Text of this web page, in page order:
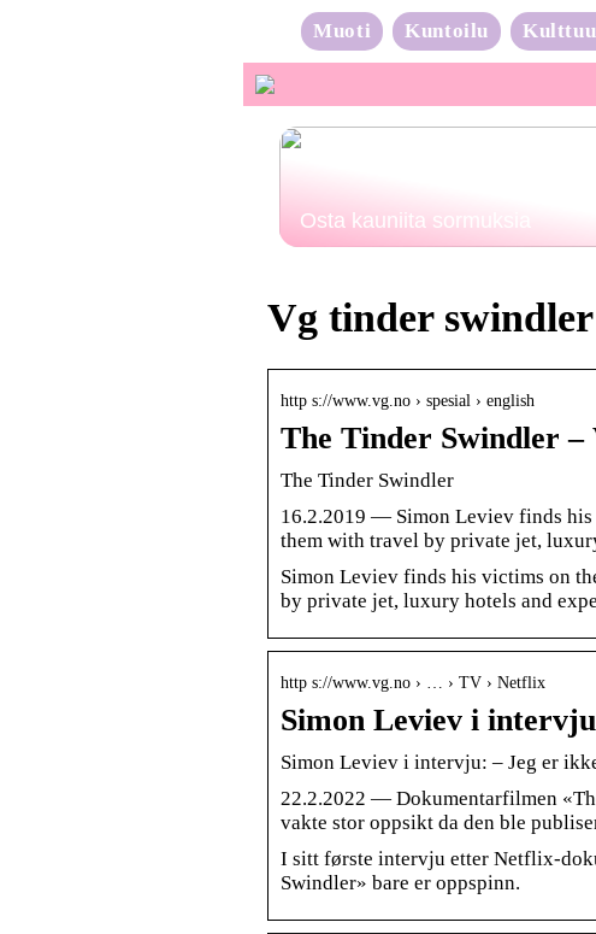
Muoti Kuntoilu
Osta kauniita sormuksia
Vg tinder swindler
http s://www.vg.no › spesial › english
The Tinder Swindler –
The Tinder Swindler
16.2.2019 — Simon Leviev finds his
them with travel by private jet,
Simon Leviev finds his victims on
by private jet, luxury hotels and
http s://www.vg.no › … › TV › Netflix
Simon Leviev i
Simon Leviev i intervju: – Jeg er
22.2.2022 — Dokumentarfilmen
vakte stor oppsikt da den ble
I sitt første intervju etter Netflix-
Swindler» bare er oppspinn.